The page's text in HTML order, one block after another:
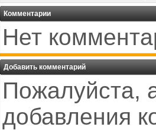
Комментарии
Нет
Добавить комментарий
Пожалуйста,
добавления